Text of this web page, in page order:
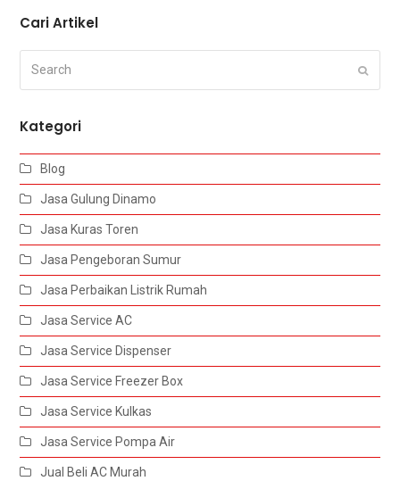
Cari Artikel
Kategori
Blog
Jasa Gulung Dinamo
Jasa Kuras Toren
Jasa Pengeboran Sumur
Jasa Perbaikan Listrik Rumah
Jasa Service AC
Jasa Service Dispenser
Jasa Service Freezer Box
Jasa Service Kulkas
Jasa Service Pompa Air
Jual Beli AC Murah